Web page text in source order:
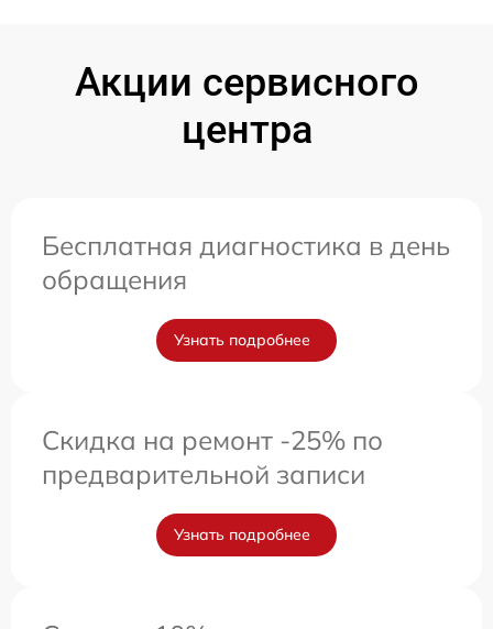
Акции сервисного
центра
Бесплатная диагностика в день
обращения
Узнать подробнее
Скидка на ремонт -25% по
предварительной записи
Узнать подробнее